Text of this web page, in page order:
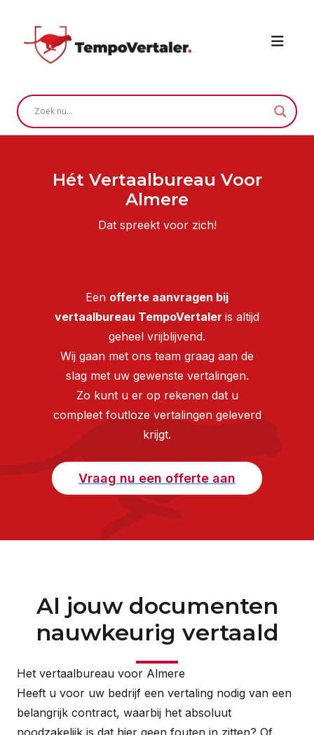
Hét Vertaalbureau Voor
Almere
Dat spreekt voor zich!
Een offerte aanvragen bij
vertaalbureau TempoVertaler is altijd
geheel vrijblijvend.
Wij gaan met ons team graag aan de
slag met uw gewenste vertalingen.
Zo kunt u er op rekenen dat u
compleet foutloze vertalingen geleverd
krijgt.
Vraag nu een offerte aan
Al jouw documenten
nauwkeurig vertaald
Het vertaalbureau voor Almere
Heeft u voor uw bedrijf een vertaling nodig van een
belangrijk contract, waarbij het absoluut
noodzakelijk is dat hier geen fouten in zitten? Of